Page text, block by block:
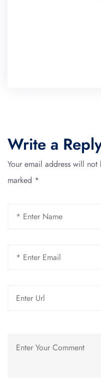
Write a
Your email address will
marked *